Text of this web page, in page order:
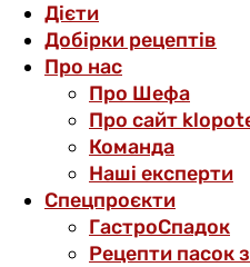
Дієти
Добірки рецептів
Про нас
Про Шефа
Про сайт
Команда
Наші експерти
Спецпроєкти
ГастроСпадок
Рецепти пасок